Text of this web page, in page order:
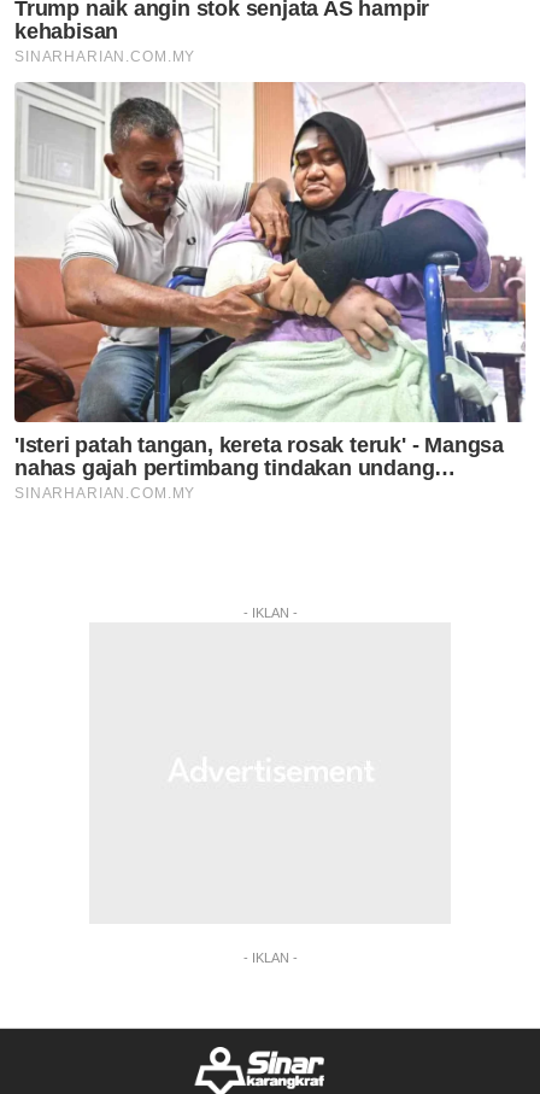
- IKLAN -
- IKLAN -